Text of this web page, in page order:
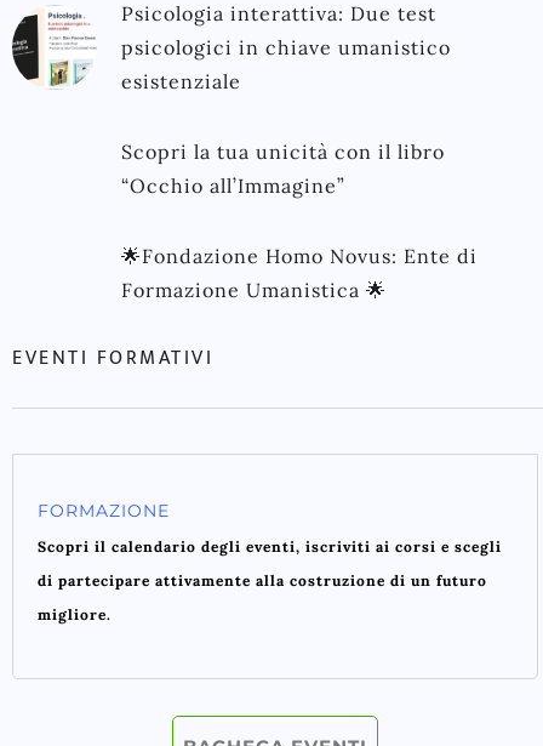
Psicologia interattiva: Due test
psicologici in chiave umanistico
esistenziale
Scopri la tua unicità con il libro
“Occhio all’Immagine”
🌟Fondazione Homo Novus: Ente di
Formazione Umanistica 🌟
EVENTI FORMATIVI
FORMAZIONE
Scopri il calendario degli eventi, iscriviti ai corsi e scegli
di partecipare attivamente alla costruzione di un futuro
migliore.